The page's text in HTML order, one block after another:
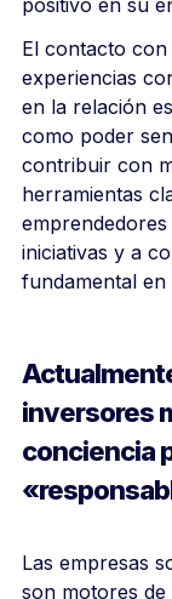
El contacto
experiencias
en la relación
como poder
contribuir con
herramientas
iniciativas y a
fundamental en
inversores
conciencia
Las empresas
son motores